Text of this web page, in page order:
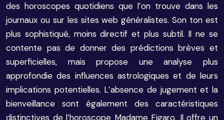
des horoscopes quotidiens que l’on trouve dans les
journaux ou sur les sites web généralistes. Son ton est
plus sophistiqué, moins directif et plus subtil. Il ne se
contente pas de donner des prédictions brèves et
superficielles, mais propose une analyse plus
approfondie des influences astrologiques et de leurs
implications potentielles. L’absence de jugement et la
bienveillance sont également des caractéristiques
distinctives de l’horoscope Madame Figaro. Il offre un